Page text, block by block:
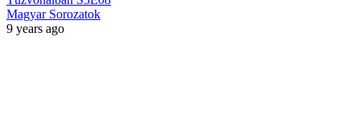
Magyar Sorozatok
9 years ago